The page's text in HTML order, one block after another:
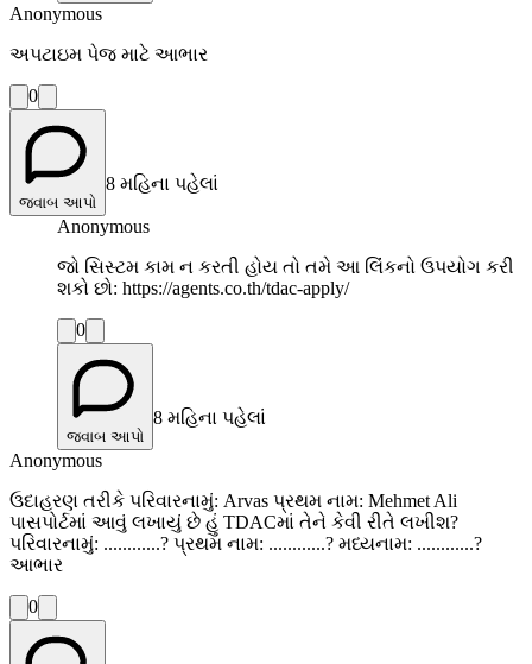
Anonymous
અપટાઇમ પેજ માટે આભાર
0
જવાબ આપો
8 મહિના પહેલાં
Anonymous
જો સિસ્ટમ કામ ન કરતી હોય તો તમે આ લિંંકનો ઉપયોગ કરી
શકો છો: https://agents.co.th/tdac-apply/
0
જવાબ આપો
8 મહિના પહેલાં
Anonymous
ઉદાહરણ તરીકે પરિવારનામું: Arvas પ્રથમ નામ: Mehmet Ali
પાસપોર્ટમાં આવું લખાયું છે હું TDACમાં તેને કેવી રીતે લખીશ?
પરિવારનામું: ............? પ્રથમ નામ: ............? મધ્યનામ: ............?
આભાર
0